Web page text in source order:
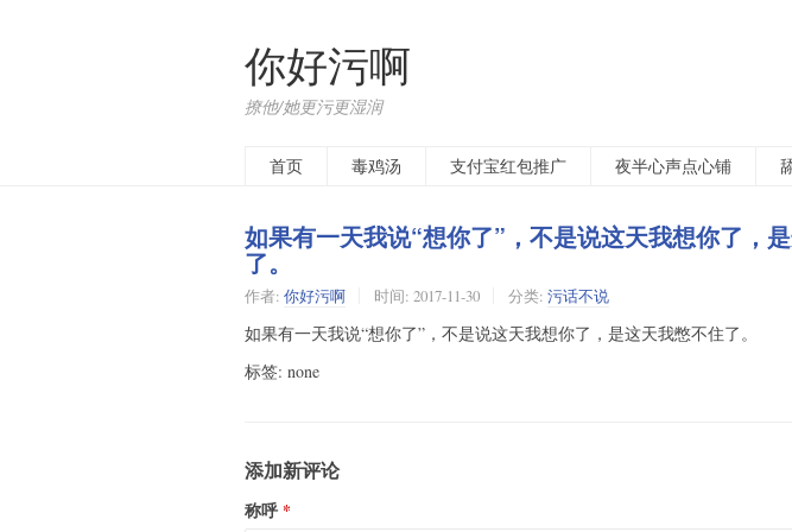
你好污啊
撩他/她更污更湿润
首页
毒鸡汤 支付宝红包推广 夜半心声点心铺
如果有一天我说“想你了”，不是说这天我想你了，
了。
作者: 你好污啊 时间: 2017-11-30 分类: 污话不说
如果有一天我说“想你了”，不是说这天我想你了，是这天我憋不住了。
标签: none
添加新评论
称呼